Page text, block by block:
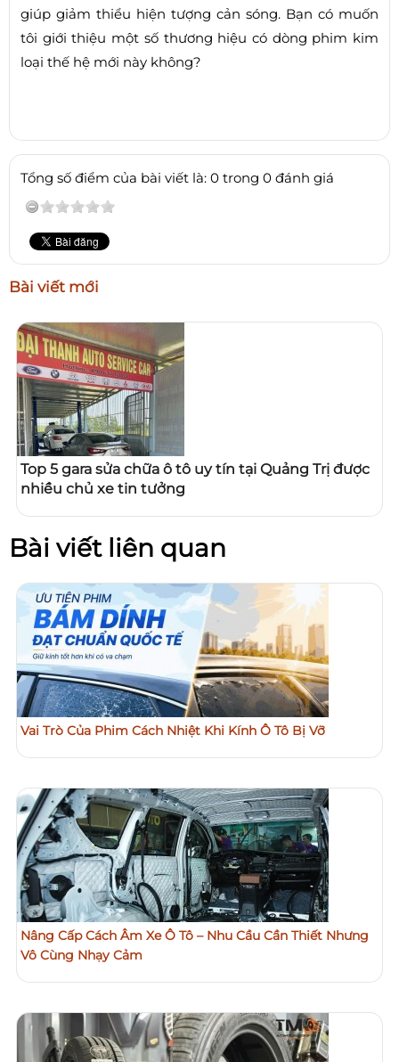
giúp giảm thiểu hiện tượng cản sóng. Bạn có muốn
tôi giới thiệu một số thương hiệu có dòng phim kim
loại thế hệ mới này không?
Tổng số điểm của bài viết là: 0 trong 0 đánh giá
Bài viết mới
Top 5 gara sửa chữa ô tô uy tín tại Quảng Trị được
nhiều chủ xe tin tưởng
Bài viết liên quan
Vai Trò Của Phim Cách Nhiệt Khi Kính Ô Tô Bị Vỡ
Nâng Cấp Cách Âm Xe Ô Tô – Nhu Cầu Cần Thiết Nhưng
Vô Cùng Nhạy Cảm